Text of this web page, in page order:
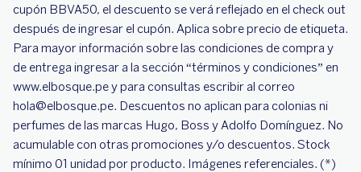
cupón BBVA50, el descuento se verá reflejado en el check out
después de ingresar el cupón. Aplica sobre precio de etiqueta.
Para mayor información sobre las condiciones de compra y
de entrega ingresar a la sección “términos y condiciones” en
www.elbosque.pe y para consultas escribir al correo
hola@elbosque.pe. Descuentos no aplican para colonias ni
perfumes de las marcas Hugo, Boss y Adolfo Domínguez. No
acumulable con otras promociones y/o descuentos. Stock
mínimo 01 unidad por producto. Imágenes referenciales. (*)